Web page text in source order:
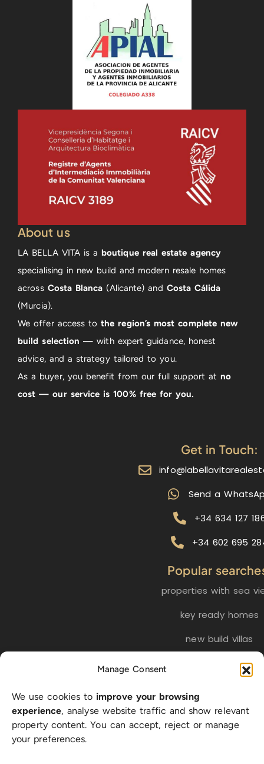
Manage Consent
We use cookies to improve your browsing
experience, analyse website traffic and show relevant
property content. You can accept, reject or manage
your preferences.
About us
LA BELLA VITA is a boutique real estate agency
specialising in new build and modern resale homes
across Costa Blanca(Alicante) and Costa Cálida
(Murcia).
We offer access tothe region’s most complete new
build selection — with expert guidance, honest
advice, and a strategy tailored to you.
As a buyer, you benefit from our full support at no
cost — our service is 100% free for you.
Get in Touch:
Send a
+34 634 127
+34 602 695
Popular
properties with sea
key ready homes
new build villas
golf properties
EN ES NL FR